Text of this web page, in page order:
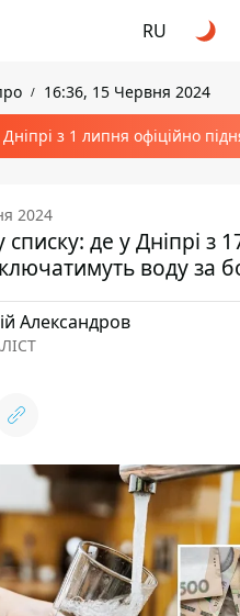
RU
16:36, 15 Червня 2024
з 1 липня офіційно
2024
де у Дніпрі з
воду за
Александров